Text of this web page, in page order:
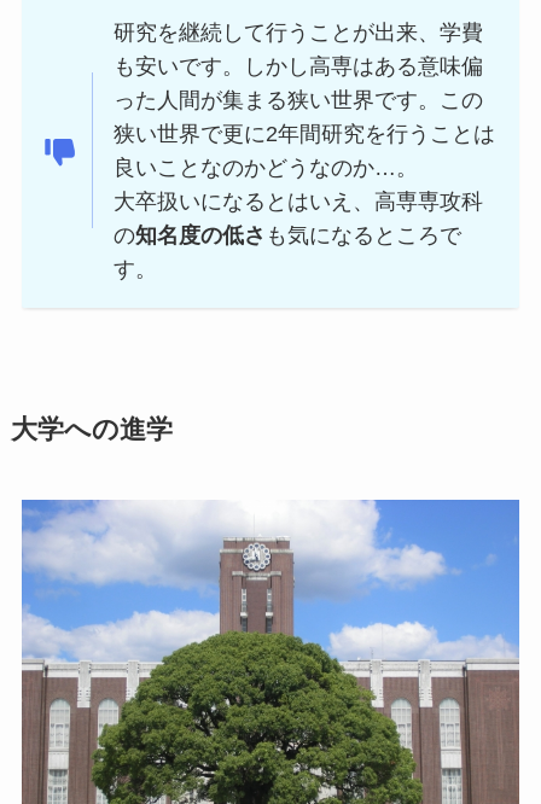
研究を継続して行うことが出来、学費
も安いです。しかし高専はある意味偏
った人間が集まる狭い世界です。この
狭い世界で更に2年間研究を行うことは
良いことなのかどうなのか…。
大卒扱いになるとはいえ、高専専攻科
の知名度の低さ も気になるところで
す。
大学への進学